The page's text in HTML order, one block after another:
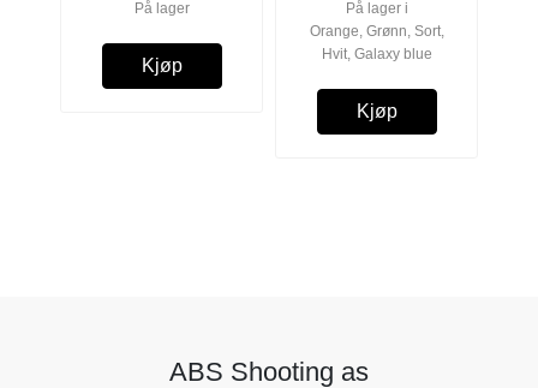
På lager
Kjøp
På lager i
Orange, Grønn, Sort,
Hvit, Galaxy blue
Kjøp
ABS Shooting as